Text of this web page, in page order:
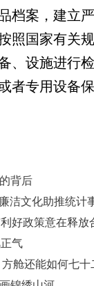
档案，建立
照国家有关
、设施进行
者专用设备
背后
洁文化助推统计
好政策意在释放
气
舱还能如何七十